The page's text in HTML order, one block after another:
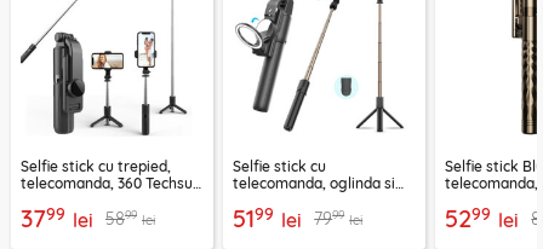
Selfie stick cu trepied,
telecomanda, 360 Techsuit
3799 lei 5899 lei
Selfie stick cu
telecomanda, oglinda si
5199 lei 7999 lei
Selfie stick
telecomanda,
5299 lei